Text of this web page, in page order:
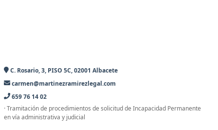
C. Rosario, 3, PISO 5C, 02001 Albacete
carmen@martinezramirezlegal.com
659 76 14 02
· Tramitación de procedimientos de solicitud de Incapacidad Permanente
en vía administrativa y judicial